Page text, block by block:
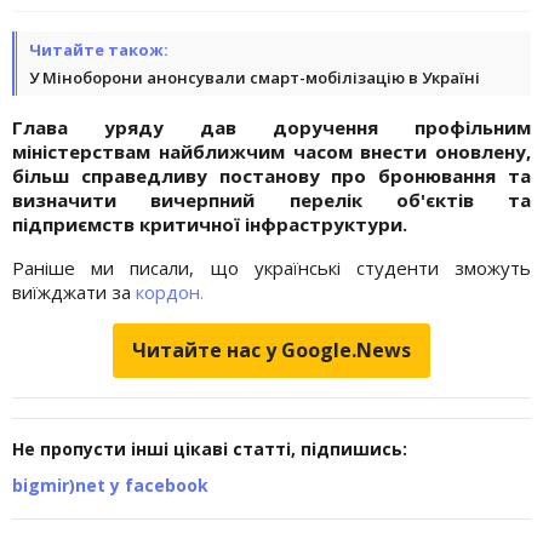
Читайте також:
У Міноборони анонсували смарт-мобілізацію в Україні
Глава уряду дав доручення профільним
міністерствам найближчим часом внести оновлену,
більш справедливу постанову про бронювання та
визначити вичерпний перелік об'єктів та
підприємств критичної інфраструктури.
Раніше ми писали, що українські студенти зможуть
виїжджати за кордон.
Читайте нас у Google.News
Не пропусти інші цікаві статті, підпишись:
bigmir)net у facebook